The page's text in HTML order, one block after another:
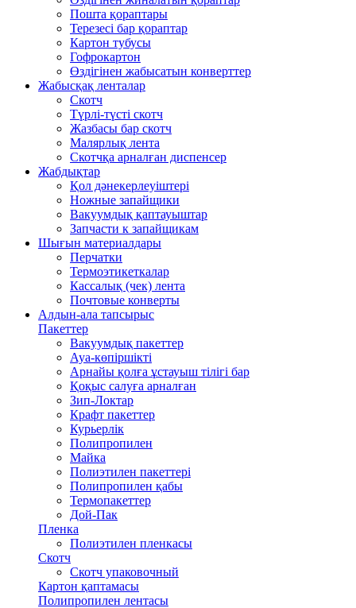
Пошта қораптары
Терезесі бар қораптар
Картон тубусы
Гофрокартон
Өздігінен жабысатын конверттер
Жабысқақ ленталар
Скотч
Түрлі-түсті скотч
Жазбасы бар скотч
Малярлық лента
Скотчқа арналған диспенсер
Жабдықтар
Қол дәнекерлеуіштері
Ножные запайщики
Вакуумдық қаптауыштар
Запчасти к запайщикам
Шығын материалдары
Перчатки
Термоэтикеткалар
Кассалық (чек) лента
Почтовые конверты
Алдын-ала тапсырыс
Пакеттер
Вакуумдық пакеттер
Ауа-көпіршікті
Арнайы қолға ұстауыш тілігі бар
Қоқыс салуға арналған
Зип-Локтар
Крафт пакеттер
Курьерлік
Полипропилен
Майка
Полиэтилен пакеттері
Полипропилен қабы
Термопакеттер
Дой-Пак
Пленка
Полиэтилен пленкасы
Скотч
Скотч упаковочный
Картон қаптамасы
Полипропилен лентасы